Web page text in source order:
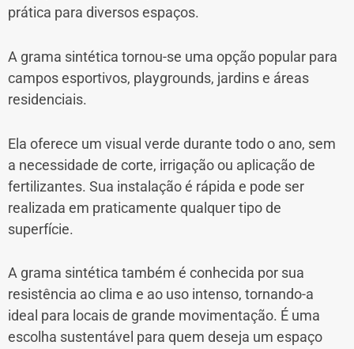
prática para diversos espaços.
A grama sintética tornou-se uma opção popular para
campos esportivos, playgrounds, jardins e áreas
residenciais.
Ela oferece um visual verde durante todo o ano, sem
a necessidade de corte, irrigação ou aplicação de
fertilizantes. Sua instalação é rápida e pode ser
realizada em praticamente qualquer tipo de
superfície.
A grama sintética também é conhecida por sua
resistência ao clima e ao uso intenso, tornando-a
ideal para locais de grande movimentação. É uma
escolha sustentável para quem deseja um espaço